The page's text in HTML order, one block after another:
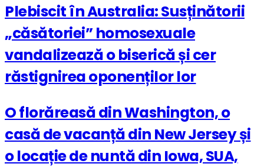
Plebiscit în Australia: Susținătorii
„căsătoriei” homosexuale
vandalizează o biserică și cer
răstignirea oponenților lor
O florăreasă din Washington, o
casă de vacanță din New Jersey și
o locație de nuntă din Iowa, SUA,